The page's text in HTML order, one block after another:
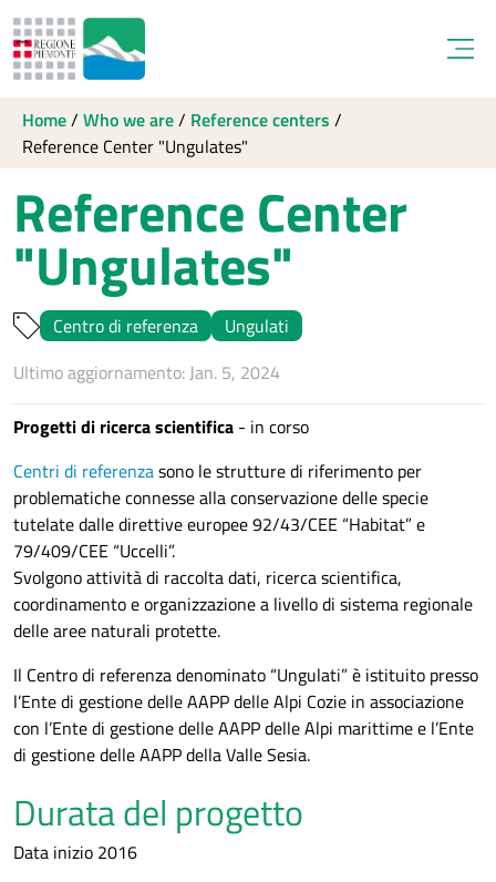
Home/ Who we are/ Reference centers /
Reference Center "Ungulates"
Reference Center
"Ungulates"
Centro di referenza
Ungulati
Ultimo aggiornamento: Jan. 5, 2024
Progetti di ricerca scientifica - in corso
Centri di referenzasono le strutture di riferimento per
problematiche connesse alla conservazione delle specie
tutelate dalle direttive europee 92/43/CEE “Habitat” e
79/409/CEE “Uccelli”.
Svolgono attività di raccolta dati, ricerca scientifica,
coordinamento e organizzazione a livello di sistema regionale
delle aree naturali protette.
Il Centro di referenza denominato “Ungulati” è istituito presso
l’Ente di gestione delle AAPP delle Alpi Cozie in associazione
con l’Ente di gestione delle AAPP delle Alpi marittime e l’Ente
di gestione delle AAPP della Valle Sesia.
Durata del progetto
Data inizio 2016